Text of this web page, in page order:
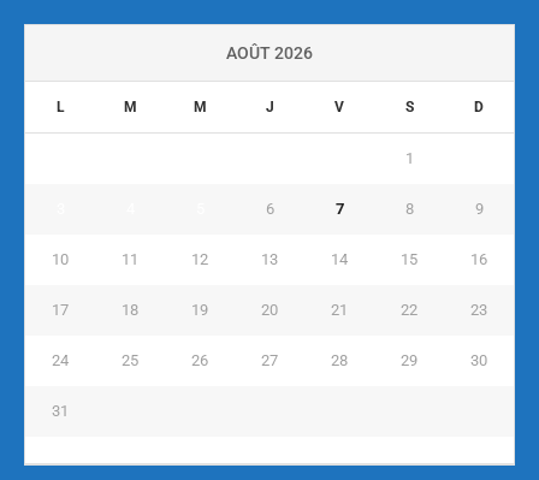
AOÛT 2026
L M M J V S D
1
6 7 8 9
10 11 12 13 14 15 16
17 18 19 20 21 22 23
24 25 26 27 28 29 30
31